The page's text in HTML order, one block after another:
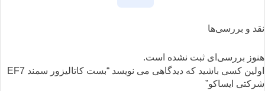
نقد و بررسی‌ها
هنوز بررسی‌ای ثبت نشده است.
اولین کسی باشید که دیدگاهی می نویسد “بست کاتالیزور سمند EF7
شرکتی ایساکو”